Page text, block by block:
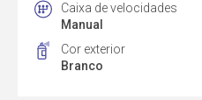
Caixa de velocidades
Manual
Cor exterior
Branco